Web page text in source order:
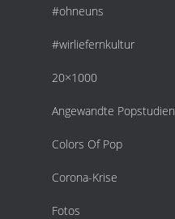
#ohneuns
#wirliefernkultur
20×1000
Angewandte Popstudien
Colors Of Pop
Corona-Krise
Fotos